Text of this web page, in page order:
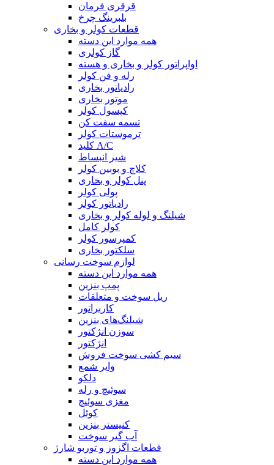
قرقری فرمان
بلبرینگ چرخ
قطعات کولر و بخاری
همه موارد این دسته
گاز کولری
اواپراتور کولر و بخاری و هسته
رله و فن کولر
رادیاتور بخاری
موتور بخاری
کپسول کولر
تسمه سفت کن
ترموستات کولر
کلید A/C
شیر انبساط
کلاچ و بوبین کولر
پنل کولر و بخاری
پولی کولر
رادیاتور کولر
شیلنگ‌ و لوله کولر و بخاری
کولر کامل
کمپرسور کولر
سلکتور بخاری
لوازم سوخت رسانی
همه موارد این دسته
پمپ بنزین
ریل سوخت و متعلقات
کاربراتور
شیلنگ‌های بنزین
سوزن انژکتور
انژکتور
سیم کشی سوخت فروش
وایر شمع
دلکو
سوئیچ و رله
مغزی سوئیچ
کوئل
کنیستر بنزین
آب گیر سوخت
قطعات اگزوز و توربو شارژ
همه موارد این دسته